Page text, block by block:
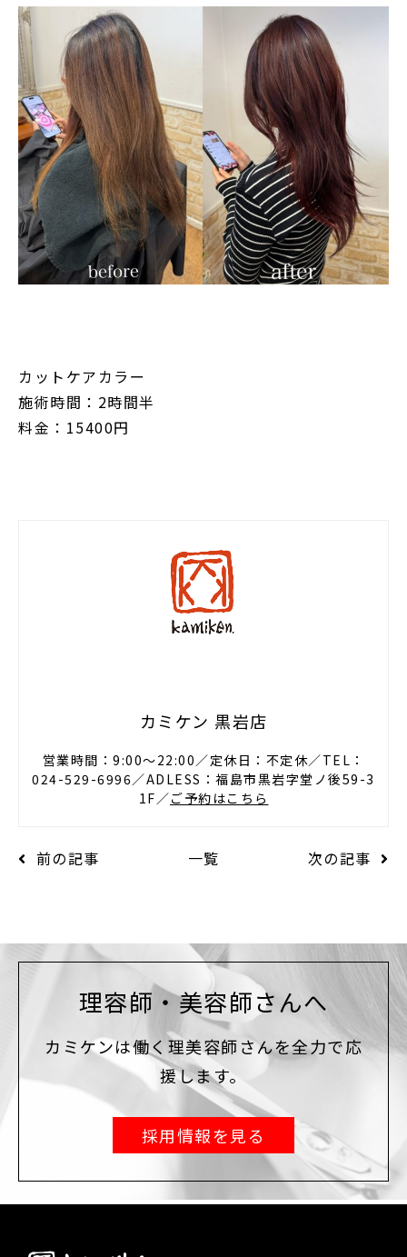
カットケアカラー
施術時間：2時間半
料金：15400円
カミケン 黒岩店
営業時間：9:00〜22:00／定休日：不定休／TEL：
024-529-6996／ADLESS：福島市黒岩字堂ノ後59-3
1F／ご予約はこちら
前の記事 一覧 次の記事
理容師・美容師さんへ
カミケンは働く理美容師さんを全力で応
援します。
採用情報を見る